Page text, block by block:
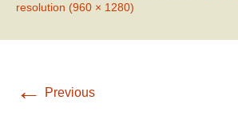
resolution (960 × 1280)
← Previous